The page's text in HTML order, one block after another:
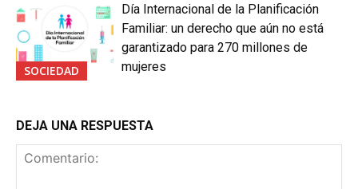
SOCIEDAD
Día Internacional de la Planificación
Familiar: un derecho que aún no está
garantizado para 270 millones de
mujeres
DEJA UNA RESPUESTA